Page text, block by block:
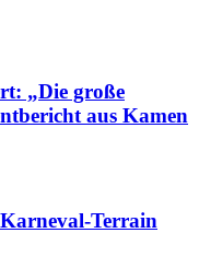
„Die große
aus Kamen
Terrain